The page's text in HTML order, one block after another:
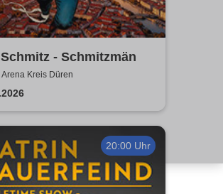
- Schmitzmän
Arena Kreis Düren
20:00 Uhr